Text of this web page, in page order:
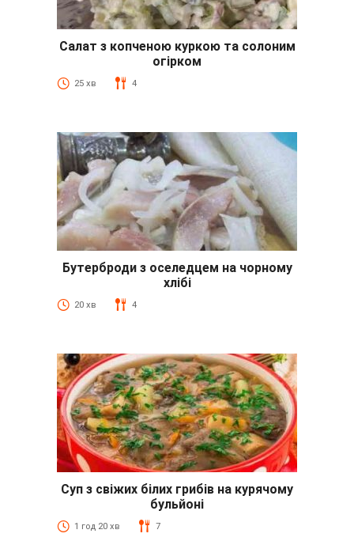
Салат з копченою куркою та солоним
огірком
25 хв 4
Бутерброди з оселедцем на чорному
хлібі
20 хв 4
Суп з свіжих білих грибів на курячому
бульйоні
1 год 20 хв 7